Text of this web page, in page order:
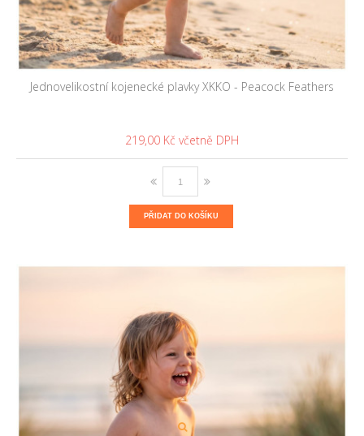
Jednovelikostní kojenecké plavky XKKO - Peacock Feathers
219,00 Kč
PŘIDAT DO KOŠÍKU